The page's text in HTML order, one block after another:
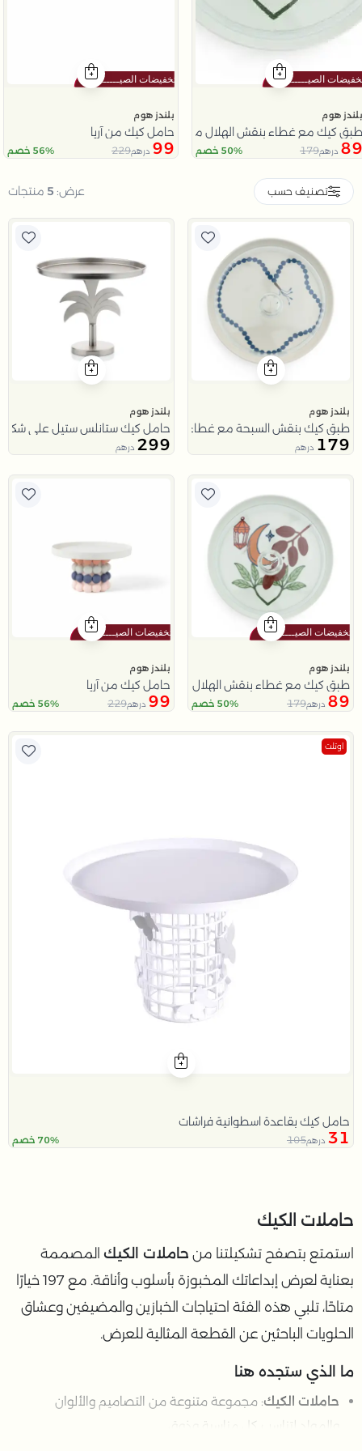
بلندز هوم
طبق كيك مع غطاء بنقش الهلال من نقاء
89 درهم179 50% خصم
بلندز هوم
حامل كيك من آريا
99 درهم229 56% خصم
تصنيف حسب عرض: 5 منتجات
بلندز هوم
طبق كيك بنقش السبحة مع غطاء من تيلا
179 درهم
بلندز هوم
حامل كيك ستانلس ستيل على
299 درهم
بلندز هوم
طبق كيك مع غطاء بنقش الهلال من نقاء
89 درهم179 50% خصم
بلندز هوم
حامل كيك من آريا
99 درهم229 56% خصم
اوتلت
حامل كيك بقاعدة اسطوانية فراشات
31 درهم105 70% خصم
حاملات الكيك
استمتع بتصفح تشكيلتنا من حاملات الكيك المصممة
بعناية لعرض إبداعاتك المخبوزة بأسلوب وأناقة. مع 197 خيارًا
متاحًا، تلبي هذه الفئة احتياجات الخبازين والمضيفين وعشاق
الحلويات الباحثين عن القطعة المثالية للعرض.
ما الذي ستجده هنا
حاملات الكيك: مجموعة متنوعة من التصاميم والألوان
والمواد لتناسب كل مناسبة وذوق.